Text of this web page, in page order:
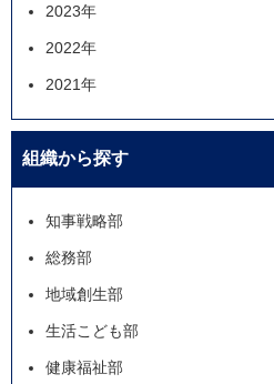
2023年
2022年
2021年
組織から探す
知事戦略部
総務部
地域創生部
生活こども部
健康福祉部